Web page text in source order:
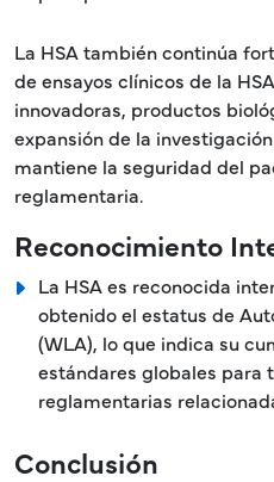
La HSA también continúa
de ensayos clínicos de la
innovadoras, productos
expansión de la
mantiene la seguridad del
reglamentaria.
Reconocimiento
La HSA es reconocida
obtenido el estatus de
(WLA), lo que indica su
estándares globales para
reglamentarias
Conclusión